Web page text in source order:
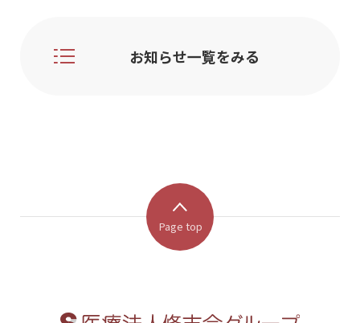
お知らせ一覧をみる
Page top